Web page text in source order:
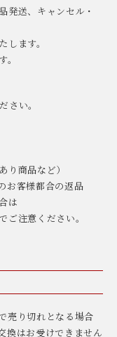
発送、キャンセル・
ます。
さい。
り商品など）
お客様都合の返品
は
注意ください。
売り切れとなる場合
換はお受けできません